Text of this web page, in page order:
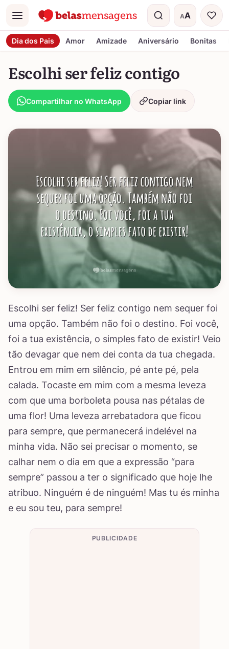
Menu AA
Tamanho do
Dia dos Pais Amor Amizade Aniversário Bonitas
Escolhi ser feliz contigo
Compartilhar no WhatsApp Copiar link
Escolhi ser feliz! Ser feliz contigo nem sequer foi
uma opção. Também não foi o destino. Foi você,
foi a tua existência, o simples fato de existir! Veio
tão devagar que nem dei conta da tua chegada.
Entrou em mim em silêncio, pé ante pé, pela
calada. Tocaste em mim com a mesma leveza
com que uma borboleta pousa nas pétalas de
uma flor! Uma leveza arrebatadora que ficou
para sempre, que permanecerá indelével na
minha vida. Não sei precisar o momento, se
calhar nem o dia em que a expressão “para
sempre” passou a ter o significado que hoje lhe
atribuo. Ninguém é de ninguém! Mas tu és minha
e eu sou teu, para sempre!
PUBLICIDADE